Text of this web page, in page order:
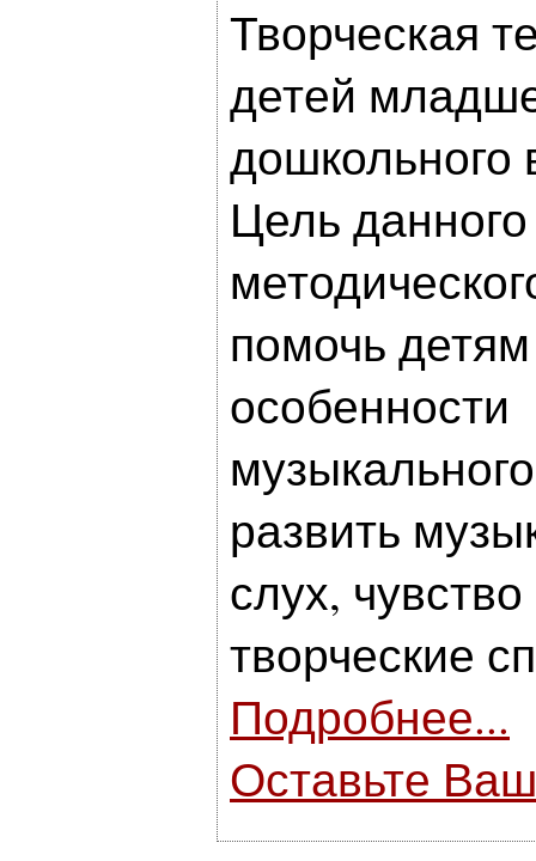
Творческая
детей
дошкольного
Цель
помочь
особенности
развить
слух,
творческие
Подробнее...
Оставьте